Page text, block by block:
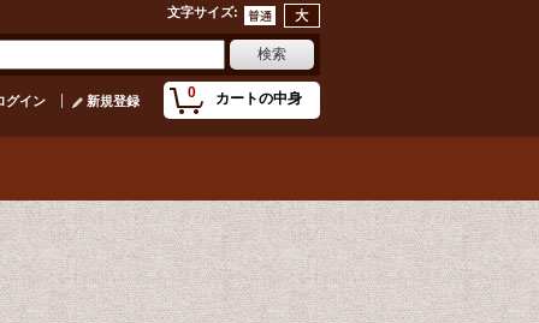
文字サイズ:
0 カートの中身
グイン 新規登録